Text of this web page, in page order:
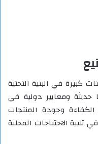
في البنية التحتية
حديثة ومعايير دولية في
الكفاءة وجودة المنتجات
تلبية الاحتياجات المحلية